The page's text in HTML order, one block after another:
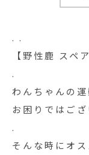
. .
【野性鹿 スペ
.
わんちゃんの
お困りではご
.
そんな時にオ